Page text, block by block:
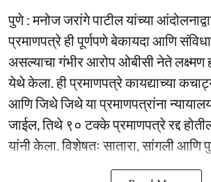
पुणे : मनोज जरांगे पाटील यांच्या
प्रमाणपत्रे ही पूर्णपणे बेकायदा आणि
असल्याचा गंभीर आरोप ओबीसी नेते लक्ष्मण
येथे केला. ही प्रमाणपत्रे कायद्याच्या
आणि जिथे जिथे या प्रमाणपत्रांना
जाईल, तिथे ९० टक्के प्रमाणपत्रे रद्द
यांनी केला. विशेषतः सातारा, सांगली आणि